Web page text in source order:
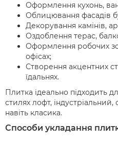
Оформлення кухонь,
Облицювання фасадів
Декорування камінів,
Оздоблення терас,
Оформлення робочих
офісах;
Створення акцентних
їдальнях.
Плитка ідеально підходить
стилях лофт,
навіть класика.
Способи укладання